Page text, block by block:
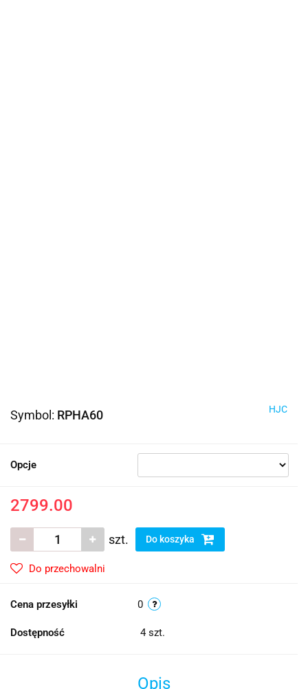
Symbol: RPHA60 HJC
Opcje
2799.00
szt. Do koszyka
Do przechowalni
Cena przesyłki 0
Dostępność 4 szt.
Opis